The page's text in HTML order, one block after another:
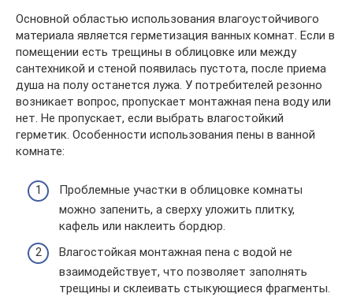
Основной областью использования влагоустойчивого
материала является герметизация ванных комнат. Если в
помещении есть трещины в облицовке или между
сантехникой и стеной появилась пустота, после приема
душа на полу останется лужа. У потребителей резонно
возникает вопрос, пропускает монтажная пена воду или
нет. Не пропускает, если выбрать влагостойкий
герметик. Особенности использования пены в ванной
комнате:
Проблемные участки в облицовке комнаты
можно запенить, а сверху уложить плитку,
кафель или наклеить бордюр.
Влагостойкая монтажная пена с водой не
взаимодействует, что позволяет заполнять
трещины и склеивать стыкующиеся фрагменты.